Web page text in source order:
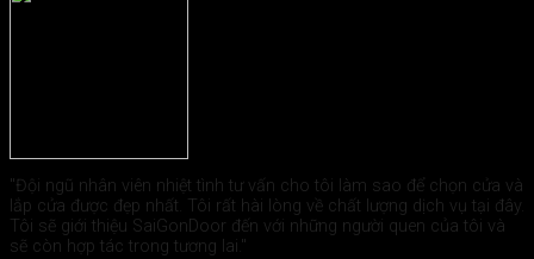
"Đội ngũ nhân viên nhiệt tình tư vấn cho tôi làm sao để chọn cửa và
lắp cửa được đẹp nhất. Tôi rất hài lòng về chất lượng dịch vụ tại đây.
Tôi sẽ giới thiệu SaiGonDoor đến với những người quen của tôi và
sẽ còn hợp tác trong tương lai."